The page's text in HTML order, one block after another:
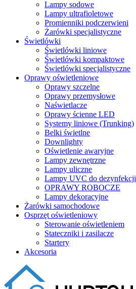
Lampy sodowe
Lampy ultrafioletowe
Promienniki podczerwieni
Żarówki specjalistyczne
Świetlówki
Świetlówki liniowe
Świetlówki kompaktowe
Świetlówki specjalistyczne
Oprawy oświetleniowe
Oprawy szczelne
Oprawy przemysłowe
Naświetlacze
Oprawy ścienne LED
Systemy liniowe (Trunking)
Belki świetlne
Downlighty
Oświetlenie awaryjne
Lampy zewnętrzne
Lampy uliczne
Lampy UVC do dezynfekcji
OPRAWY ROBOCZE
Lampy dekoracyjne
Żarówki samochodowe
Osprzęt oświetleniowy
Sterowanie oświetleniem
Stateczniki i zasilacze
Startery
Akcesoria